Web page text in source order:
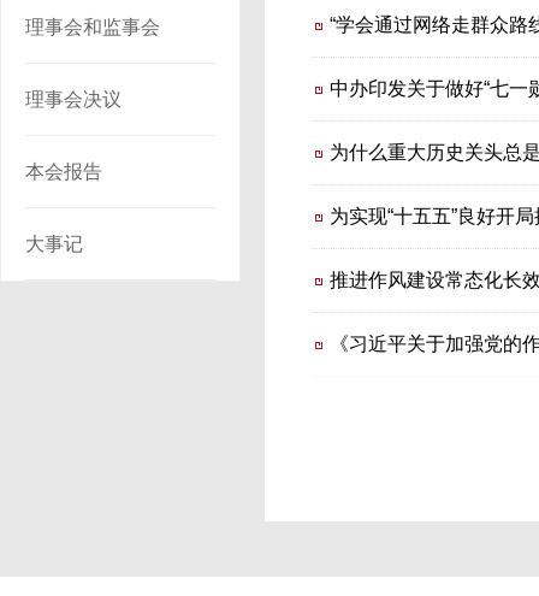
理事会和监事会
理事会决议
本会报告
大事记
“学会通过网络走群众路
中办印发关于做好“七一
为什么重大历史关头总
为实现“十五五”良好开
推进作风建设常态化长
《习近平关于加强党的